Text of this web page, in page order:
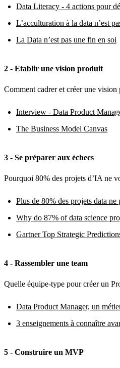
Data Literacy - 4 actions pour
L’acculturation à la data n’est
La Data n’est pas une fin en soi
2 - Etablir une vision produit
Comment cadrer et créer une
Interview - Data Product
The Business Model Canvas
3 - Se préparer aux échecs
Pourquoi 80% des projets d’IA ne
Plus de 80% des projets data
Why do 87% of data science
Gartner Top Strategic
4 - Rassembler une team
Quelle équipe-type pour créer un
Data Product Manager, un
3 enseignements à connaître
5 - Construire un MVP